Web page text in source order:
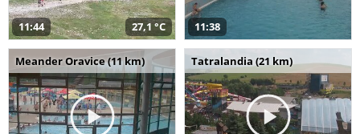
11:44 27,1 °C 11:38
Meander Oravice (11 km) Tatralandia (21 km)